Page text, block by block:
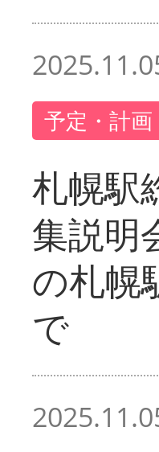
予定・計画
札幌
集説
の札幌
で